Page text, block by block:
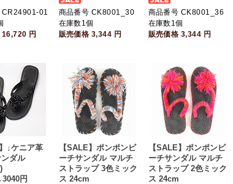
CR24901-01
16,720 円
商品番号 CK8001_30
在庫数1個
販売価格 3,344 円
商品番号 CK8001_36
在庫数1個
販売価格 3,344 円
↓ケニア革
ダル
円
【SALE】ポンポンビ
ーチサンダル マルチ
ストラップ 3色ミック
ス 24cm
【SALE】ポンポンビ
ーチサンダル マルチ
ストラップ 2色ミック
ス 24cm